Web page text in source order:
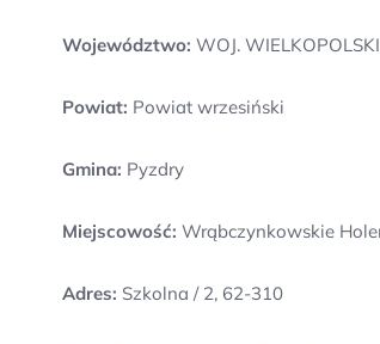
Województwo: WOJ.
Powiat: Powiat wrzesiński
Gmina: Pyzdry
Miejscowość: Wrąbczynkowskie
Adres: Szkolna / 2, 62-310